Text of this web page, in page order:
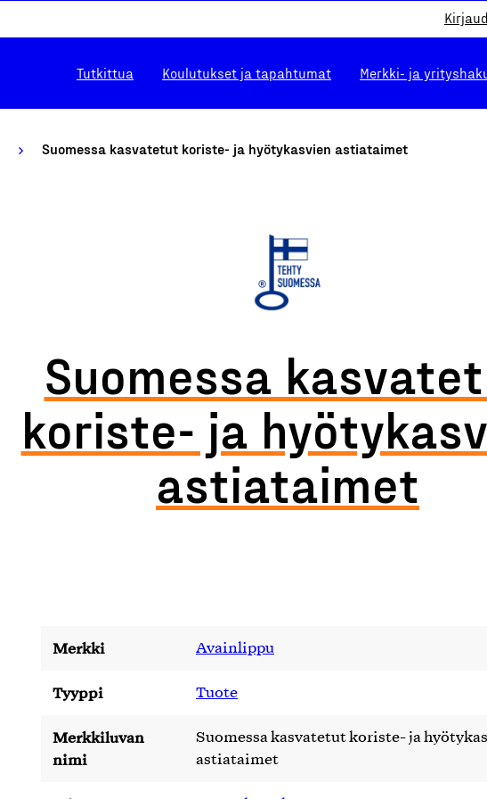
Tutkittua Koulutukset ja tapahtumat Merkki- ja
Suomessa kasvatetut koriste- ja hyötykasvien astiataimet
Suomessa
koriste- ja
astiataimet
Merkki Avainlippu
Tyyppi Tuote
Merkkiluvan
nimi
Suomessa kasvatetut koriste- ja
astiataimet